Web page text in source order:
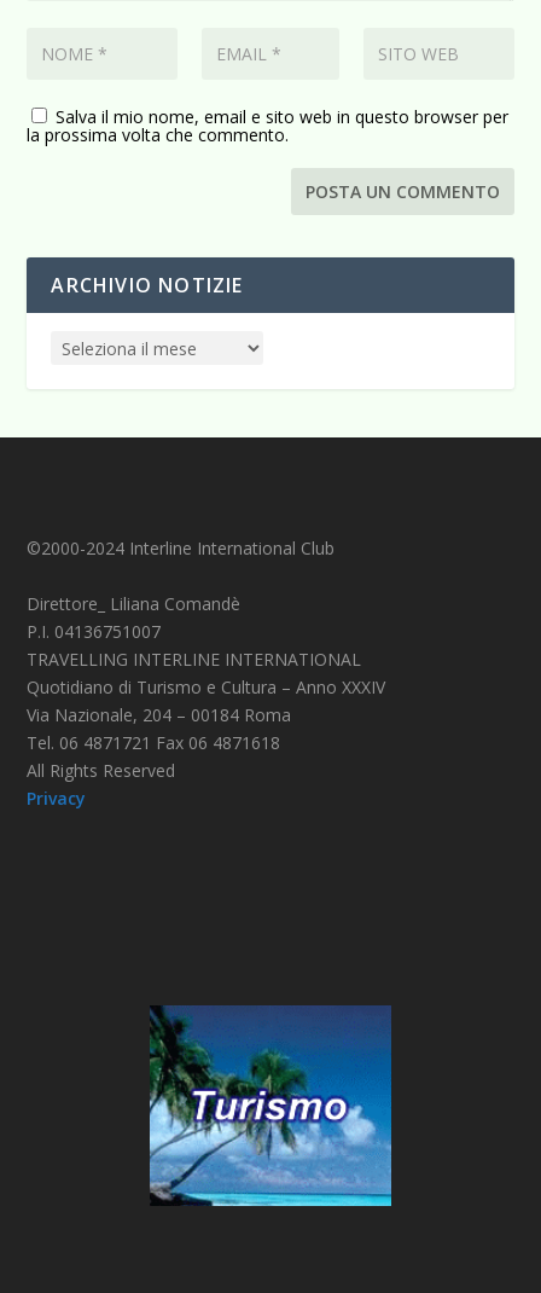
Salva il mio nome, email e sito web in questo browser per
la prossima volta che commento.
ARCHIVIO NOTIZIE
©2000-2024 Interline International Club
Direttore_ Liliana Comandè
P.I. 04136751007
TRAVELLING INTERLINE INTERNATIONAL
Quotidiano di Turismo e Cultura – Anno XXXIV
Via Nazionale, 204 – 00184 Roma
Tel. 06 4871721 Fax 06 4871618
All Rights Reserved
Privacy